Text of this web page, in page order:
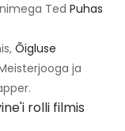
Ted Puhas
Õigluse
ja
rolli filmis